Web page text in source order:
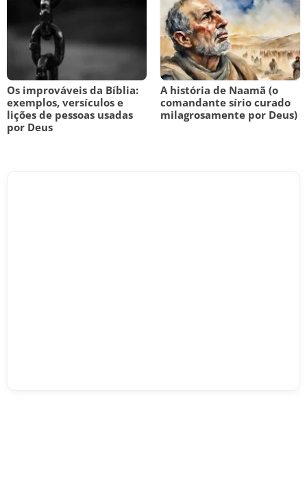
Os improváveis da Bíblia:
exemplos, versículos e
lições de pessoas usadas
por Deus
A história de Naamã (o
comandante sírio curado
milagrosamente por Deus)